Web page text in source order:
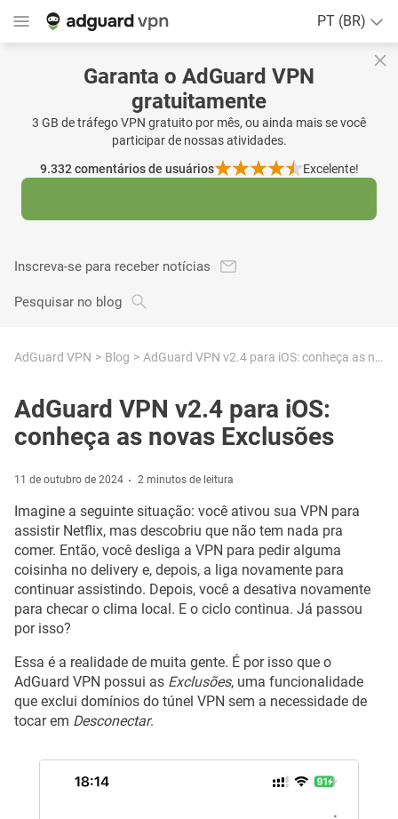
PT (BR)
Garanta o AdGuard VPN
gratuitamente
3 GB de tráfego VPN gratuito por mês, ou ainda mais se você
participar de nossas atividades.
9.332comentários de usuários Excelente!
Inscreva-se para receber notícias
Pesquisar no blog
AdGuard VPN Blog AdGuard VPN v2.4 para iOS: conheça as novas Exclusões
AdGuard VPN v2.4 para iOS:
conheça as novas Exclusões
11 de outubro de 2024 2 minutos de leitura
Imagine a seguinte situação: você ativou sua VPN para
assistir Netflix, mas descobriu que não tem nada pra
comer. Então, você desliga a VPN para pedir alguma
coisinha no delivery e, depois, a liga novamente para
continuar assistindo. Depois, você a desativa novamente
para checar o clima local. E o ciclo continua. Já passou
por isso?
Essa é a realidade de muita gente. É por isso que o
AdGuard VPN possui as Exclusões, uma funcionalidade
que exclui domínios do túnel VPN sem a necessidade de
tocar em Desconectar.